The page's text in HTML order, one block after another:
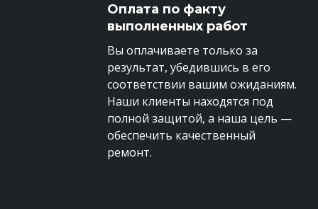
Оплата по факту
выполненных работ
Вы оплачиваете только за
результат, убедившись в его
соответствии вашим ожиданиям.
Наши клиенты находятся под
полной защитой, а наша цель —
обеспечить качественный
ремонт.